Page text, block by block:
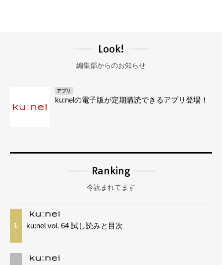
Look!
編集部からのお知らせ
アプリ
ku:nelの電子版が定期購読できるアプリ登場！
Ranking
今読まれてます
1 ku:nel vol. 64 試し読みと目次